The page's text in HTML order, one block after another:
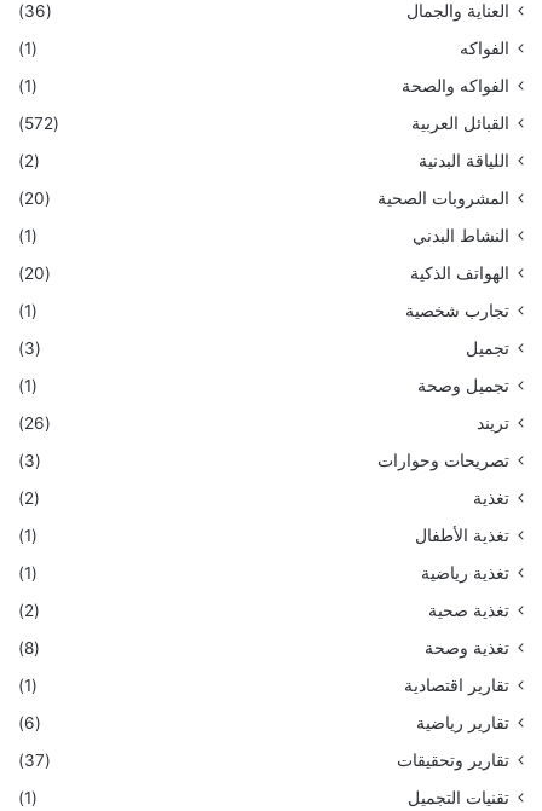
العناية والجمال
(36)
الفواكه
(1)
الفواكه والصحة
(1)
القبائل العربية
(572)
اللياقة البدنية
(2)
المشروبات الصحية
(20)
النشاط البدني
(1)
الهواتف الذكية
(20)
تجارب شخصية
(1)
تجميل
(3)
تجميل وصحة
(1)
تريند
(26)
تصريحات وحوارات
(3)
تغذية
(2)
تغذية الأطفال
(1)
تغذية رياضية
(1)
تغذية صحية
(2)
تغذية وصحة
(8)
تقارير اقتصادية
(1)
تقارير رياضية
(6)
تقارير وتحقيقات
(37)
تقنيات التجميل
(1)